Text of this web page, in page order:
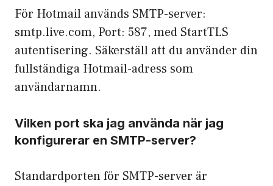
För Hotmail används SMTP-server:
smtp.live.com, Port: 587, med StartTLS
autentisering. Säkerställ att du använder din
fullständiga Hotmail-adress som
användarnamn.
Vilken port ska jag använda när jag
konfigurerar en SMTP-server?
Standardporten för SMTP-server är